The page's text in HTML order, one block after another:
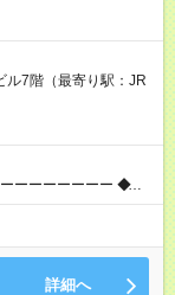
残業時間 23時間／月
在籍しています。
：6ヶ月 ※ 雇用形態
す。 雇用形態：中途
上 上記額にはみなし
たします。 みなし残
／月
ル7階（最寄り駅：JR
ーー 始業時間は11時
する大変さはありま
詳細へ